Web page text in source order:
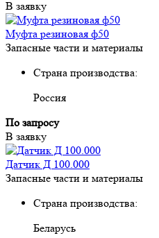
В заявку
Муфта резиновая ф50
Запасные части и материалы
Страна производства:
Россия
По запросу
В заявку
Датчик Д 100.000
Запасные части и материалы
Страна производства:
Беларусь